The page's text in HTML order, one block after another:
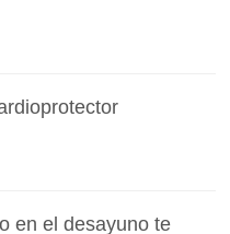
en el desayuno te